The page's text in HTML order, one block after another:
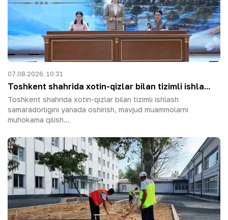
07.08.2026, 10:31
Toshkent shahrida xotin-qizlar bilan tizimli ishla...
Toshkent shahrida xotin-qizlar bilan tizimli ishlash
samaradorligini yanada oshirish, mavjud muammolarni
muhokama qilish...